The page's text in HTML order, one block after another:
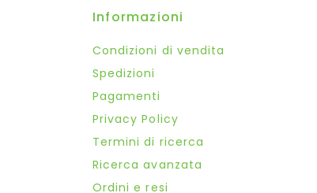
Informazioni
Condizioni di vendita
Spedizioni
Pagamenti
Privacy Policy
Termini di ricerca
Ricerca avanzata
Ordini e resi